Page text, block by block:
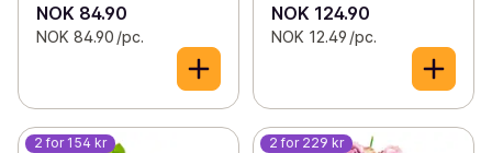
NOK 84.90
NOK 84.90 /pc.
NOK 124.90
NOK 12.49 /pc.
2 for 154 kr 2 for 229 kr